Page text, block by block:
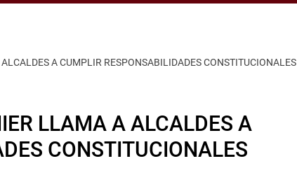
A CUMPLIR RESPONSABILIDADES CONSTITUCIONALES
LLAMA A ALCALDES A
CONSTITUCIONALES